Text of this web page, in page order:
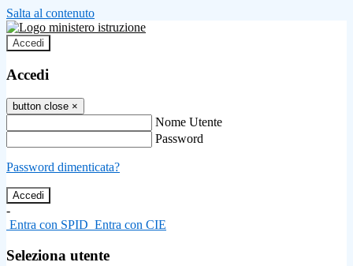
Salta al contenuto
Accedi
Accedi
button close ×
Nome Utente
Password
Password dimenticata?
-
Entra con SPID Entra con CIE
Seleziona utente